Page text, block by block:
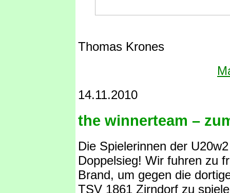
Thomas Krones
14.11.2010
the winnerteam –
Die Spielerinnen der
Doppelsieg! Wir fuhren zu
Brand, um gegen die
TSV 1861 Zirndorf zu